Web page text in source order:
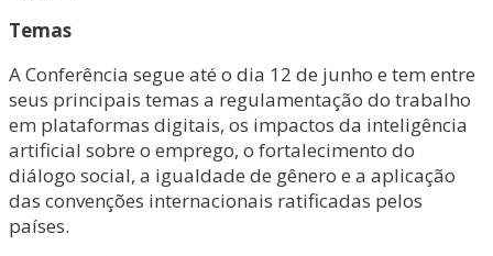
Temas
A Conferência segue até o dia 12 de junho e tem entre
seus principais temas a regulamentação do trabalho
em plataformas digitais, os impactos da inteligência
artificial sobre o emprego, o fortalecimento do
diálogo social, a igualdade de gênero e a aplicação
das convenções internacionais ratificadas pelos
países.